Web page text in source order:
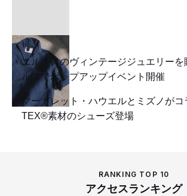
エルメスのヴィンテージジュエリー
ルコでポップアップイベント開催
マーガレット・ハウエルとミズノが
TEX®素材のシューズ登場
RANKING TOP 10
アクセスランキング